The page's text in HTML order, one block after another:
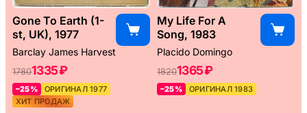
Gone To Earth (1-
st, UK), 1977
Barclay James Harvest
17801335 ₽
–25%
ОРИГИНАЛ 1977
ХИТ ПРОДАЖ
My Life For A
Song, 1983
Placido Domingo
18201365 ₽
–25% ОРИГИНАЛ 1983